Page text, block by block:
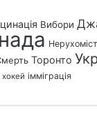
Вибори
Торонто
хокей імміграція